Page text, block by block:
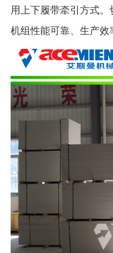
用上下履带牵引方式。
机组性能可靠、生产效